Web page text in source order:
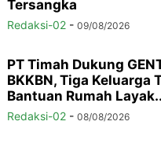
Tersangka
Redaksi-02 - 09/08/2026
PT Timah Dukung
BKKBN, Tiga Keluarga
Bantuan Rumah
Redaksi-02 - 08/08/2026